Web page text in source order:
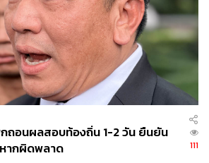
กถอนผลสอบท้องถิ่น 1-2 วัน ยืนยัน
ากผิดพลาด
111